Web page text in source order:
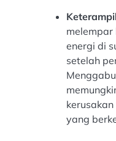
melempar
energi di
setelah
yang